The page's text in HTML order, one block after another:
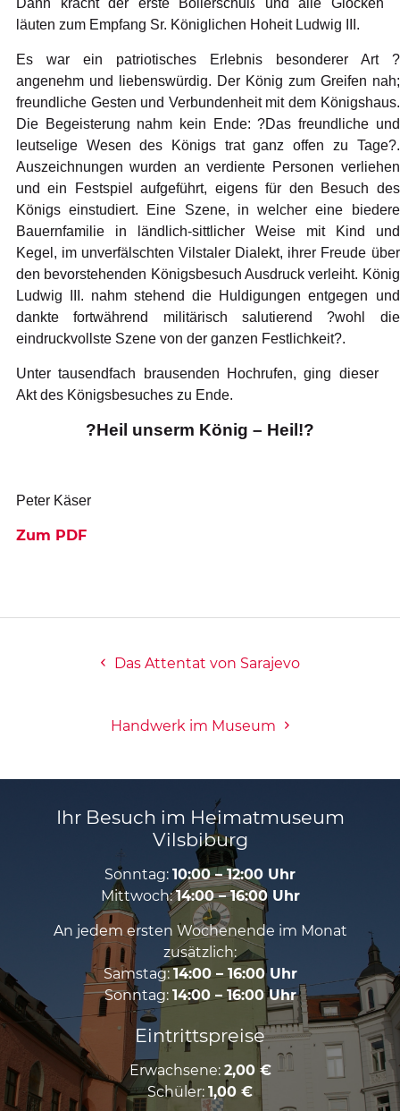
Dann kracht der erste Böllerschuß und alle Glocken
läuten zum Empfang Sr. Königlichen Hoheit Ludwig III.
Es war ein patriotisches Erlebnis besonderer Art ?
angenehm und liebenswürdig. Der König zum Greifen nah;
freundliche Gesten und Verbundenheit mit dem Königshaus.
Die Begeisterung nahm kein Ende: ?Das freundliche und
leutselige Wesen des Königs trat ganz offen zu Tage?.
Auszeichnungen wurden an verdiente Personen verliehen
und ein Festspiel aufgeführt, eigens für den Besuch des
Königs einstudiert. Eine Szene, in welcher eine biedere
Bauernfamilie in ländlich-sittlicher Weise mit Kind und
Kegel, im unverfälschten Vilstaler Dialekt, ihrer Freude über
den bevorstehenden Königsbesuch Ausdruck verleiht. König
Ludwig III. nahm stehend die Huldigungen entgegen und
dankte fortwährend militärisch salutierend ?wohl die
eindruckvollste Szene von der ganzen Festlichkeit?.
Unter tausendfach brausenden Hochrufen, ging dieser
Akt des Königsbesuches zu Ende.
?Heil unserm König – Heil!?
Peter Käser
Zum PDF
Das Attentat von Sarajevo
Handwerk im Museum
Ihr Besuch im Heimatmuseum
Vilsbiburg
Sonntag: 10:00 – 12:00 Uhr
Mittwoch:14:00 – 16:00 Uhr
An jedem ersten Wochenende im Monat
zusätzlich:
Samstag: 14:00 – 16:00 Uhr
Sonntag: 14:00 – 16:00 Uhr
Eintrittspreise
Erwachsene: 2,00 €
Schüler: 1,00 €